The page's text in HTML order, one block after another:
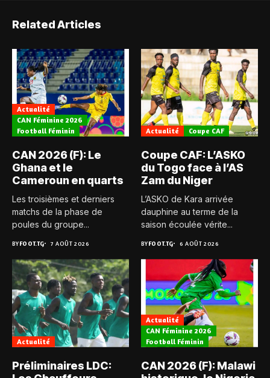
Related Articles
Actualité
CAN Féminine 2026
Football Féminin
CAN 2026 (F): Le
Ghana et le
Cameroun en quarts
Les troisièmes et derniers
matchs de la phase de
poules du groupe...
BYFOOT.TG 7 AOÛT 2026
Actualité Coupe CAF
Coupe CAF: L’ASKO
du Togo face à l’AS
Zam du Niger
L’ASKO de Kara arrivée
dauphine au terme de la
saison écoulée vérite...
BYFOOT.TG 6 AOÛT 2026
Actualité
Préliminaires LDC:
Actualité
CAN Féminine 2026
Football Féminin
CAN 2026 (F): Malawi